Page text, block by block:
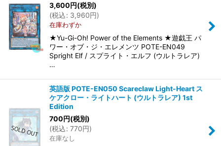
3,600円(税別)
(税込: 3,960円)
在庫わずか
★Yu-Gi-Oh! Power of the Elements ★遊戯王 パ
ワー・オブ・ジ・エレメンツ POTE-EN049
Spright Elf / スプライト・エルフ (ウルトラレア)
…
英語版 POTE-EN050 Scareclaw Light-Heart ス
ケアクロー・ライトハート (ウルトラレア) 1st
Edition
700円(税別)
(税込: 770円)
在庫なし